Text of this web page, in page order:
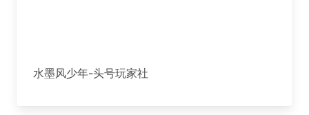
水墨风少年-头号玩家社